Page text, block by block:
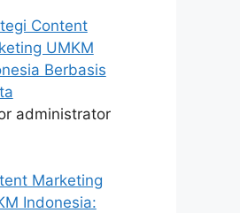
Content
UMKM
Berbasis
administrator
Marketing
Indonesia: